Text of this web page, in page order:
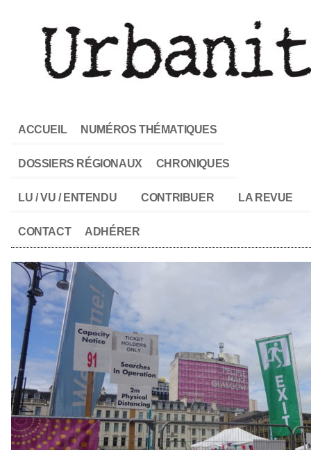
ACCUEIL NUMÉROS THÉMATIQUES
DOSSIERS RÉGIONAUX CHRONIQUES
LU / VU / ENTENDU CONTRIBUER LA REVUE
CONTACT ADHÉRER